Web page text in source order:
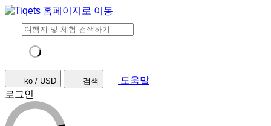
ko / USD 검색
도움말
로그인